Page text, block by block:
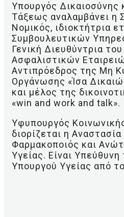
Υπουργός Δικαιοσύνης
Τάξεως αναλαμβάνει η
Νομικός, ιδιοκτήτρια
Συμβουλευτικών
Γενική Διευθύντρια
Ασφαλιστικών
Αντιπρόεδρος της Μη
Οργάνωσης «Ίσα
και μέλος της
«win and work and talk».
Υφυπουργός
διορίζεται η
Φαρμακοποιός και
Υγείας. Είναι Υπεύθυνη
Υπουργού Υγείας από